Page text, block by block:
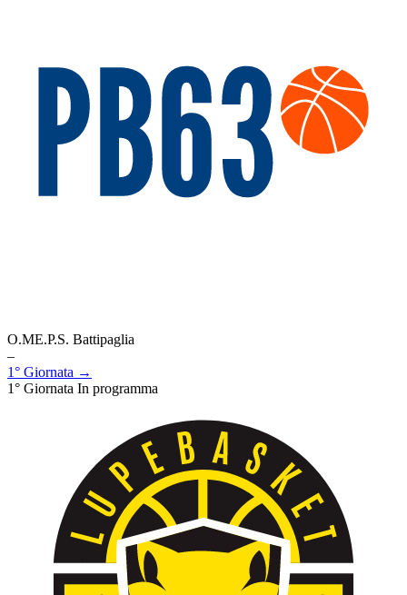
O.ME.P.S. Battipaglia
–
1° Giornata →
1° Giornata In programma